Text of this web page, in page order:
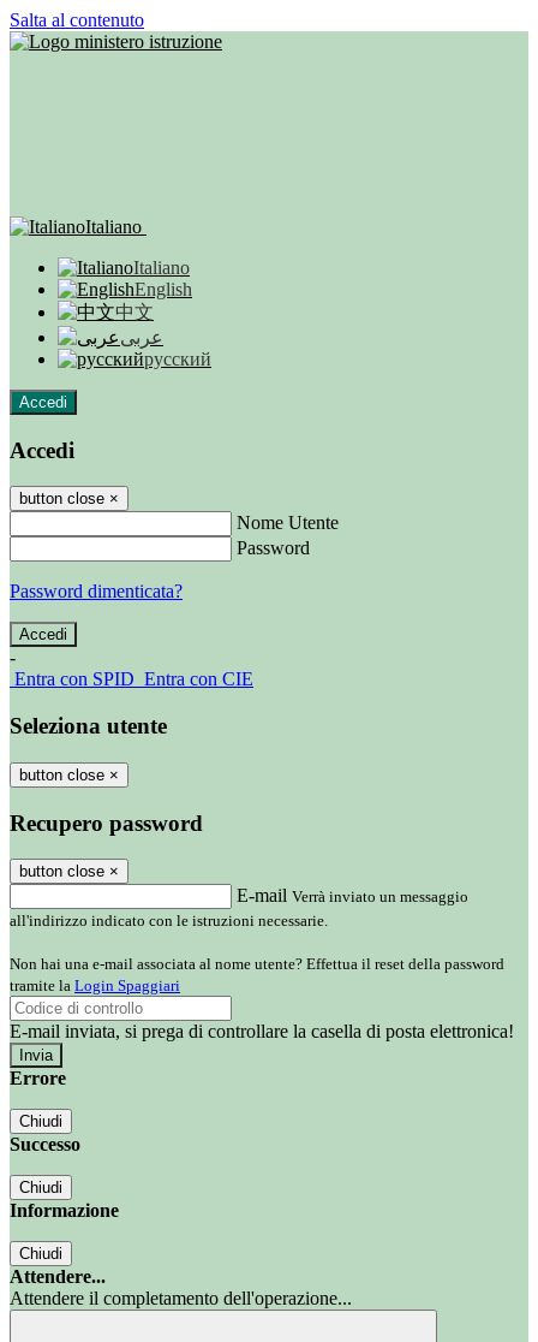
Salta al contenuto
Italiano
Italiano
English
中文
عربى
русский
Accedi
Accedi
button close ×
Nome Utente
Password
Password dimenticata?
-
Entra con SPID Entra con CIE
Seleziona utente
button close ×
Recupero password
button close ×
E-mail Verrà inviato un messaggio
all'indirizzo indicato con le istruzioni necessarie.
Non hai una e-mail associata al nome utente? Effettua il reset della password
tramite la Login Spaggiari
E-mail inviata, si prega di controllare la casella di posta elettronica!
Errore
Chiudi
Successo
Chiudi
Informazione
Chiudi
Attendere...
Attendere il completamento dell'operazione...